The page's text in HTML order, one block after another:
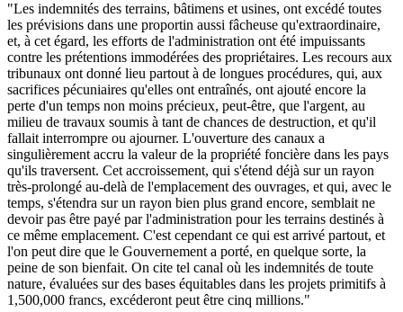
"Les indemnités des terrains, bâtimens et usines, ont excédé toutes
les prévisions dans une proportin aussi fâcheuse qu'extraordinaire,
et, à cet égard, les efforts de l'administration ont été impuissants
contre les prétentions immodérées des propriétaires. Les recours aux
tribunaux ont donné lieu partout à de longues procédures, qui, aux
sacrifices pécuniaires qu'elles ont entraînés, ont ajouté encore la
perte d'un temps non moins précieux, peut-être, que l'argent, au
milieu de travaux soumis à tant de chances de destruction, et qu'il
fallait interrompre ou ajourner. L'ouverture des canaux a
singulièrement accru la valeur de la propriété foncière dans les pays
qu'ils traversent. Cet accroissement, qui s'étend déjà sur un rayon
très-prolongé au-delà de l'emplacement des ouvrages, et qui, avec le
temps, s'étendra sur un rayon bien plus grand encore, semblait ne
devoir pas être payé par l'administration pour les terrains destinés à
ce même emplacement. C'est cependant ce qui est arrivé partout, et
l'on peut dire que le Gouvernement a porté, en quelque sorte, la
peine de son bienfait. On cite tel canal où les indemnités de toute
nature, évaluées sur des bases équitables dans les projets primitifs à
1,500,000 francs, excéderont peut être cinq millions."